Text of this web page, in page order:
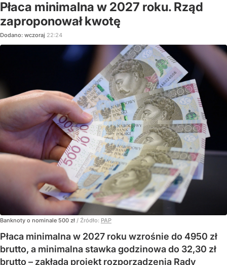
Płaca minimalna w 2027 roku. Rząd
zaproponował kwotę
Dodano: wczoraj 22:24
Banknoty o nominale 500 zł / Źródło: PAP
Płaca minimalna w 2027 roku wzrośnie do 4950 zł
brutto, a minimalna stawka godzinowa do 32,30 zł
brutto – zakłada projekt rozporządzenia Rady